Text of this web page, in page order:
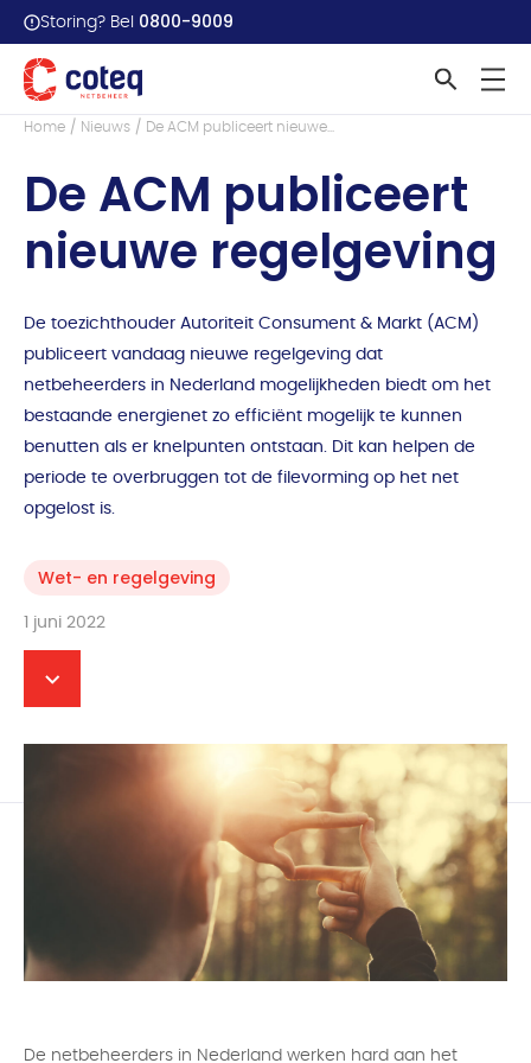
Storing? Bel 0800-9009
Terug naar overzicht
Home
Nieuws De ACM publiceert nieuwe...
De ACM publiceert
nieuwe regelgeving
De toezichthouder Autoriteit Consument & Markt (ACM)
publiceert vandaag nieuwe regelgeving dat
netbeheerders in Nederland mogelijkheden biedt om het
bestaande energienet zo efficiënt mogelijk te kunnen
benutten als er knelpunten ontstaan. Dit kan helpen de
periode te overbruggen tot de filevorming op het net
opgelost is.
Wet- en regelgeving
1 juni 2022
De netbeheerders in Nederland werken hard aan het